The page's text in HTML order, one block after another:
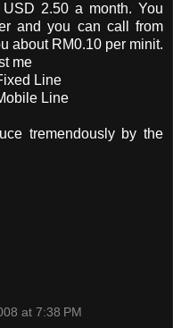
2.50 a month. You
and you can call from
about RM0.10 per minit.
me
Line
Line
tremendously by the
at 7:38 PM